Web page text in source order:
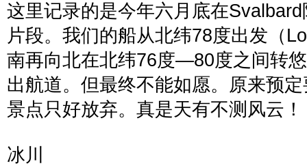
这里记录的是今年六月底在Svalbard
片段。我们的船从北纬78度出发（
南再向北在北纬76度—80度之间转
出航道。但最终不能如愿。原来预
景点只好放弃。真是天有不测风云！
冰川